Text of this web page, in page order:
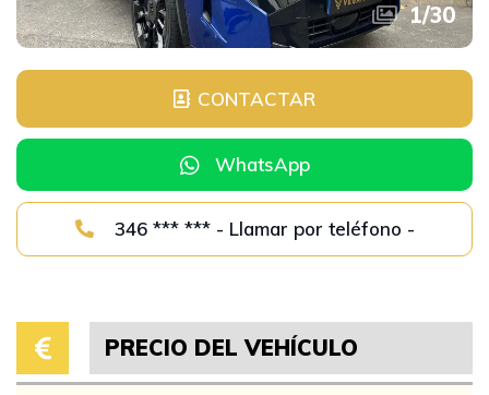
1/30
CONTACTAR
WhatsApp
346 *** *** - Llamar por teléfono -
PRECIO DEL VEHÍCULO